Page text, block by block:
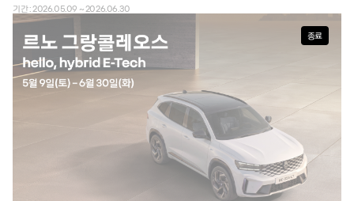
기간 : 2026.05.09 ~ 2026.06.30
종료